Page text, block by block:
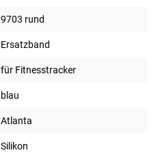
9703 rund
Ersatzband
für Fitnesstracker
blau
Atlanta
Silikon